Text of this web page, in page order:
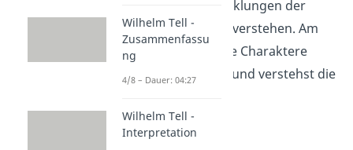
Motive und Entwicklungen der
Figuren besser zu verstehen. Am
Ende kannst du die Charaktere
besser einordnen und verstehst die
Wilhelm Tell -
Zusammenfassu
ng
4/8 – Dauer: 04:27
Wilhelm Tell -
Interpretation